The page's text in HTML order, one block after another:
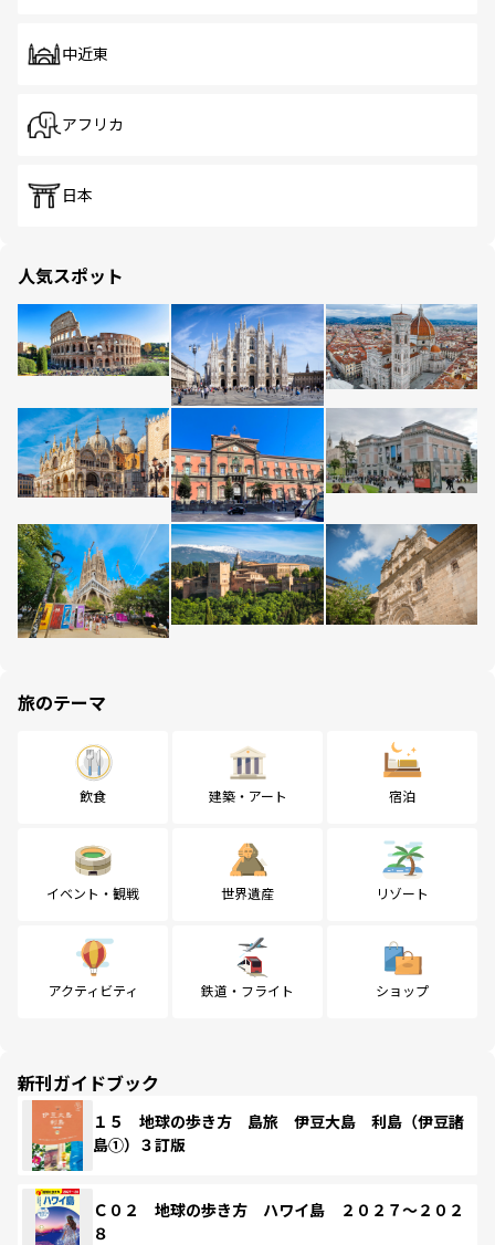
中近東
アフリカ
日本
人気スポット
旅のテーマ
飲食 建築・アート 宿泊
イベント・観戦 世界遺産 リゾート
アクティビティ 鉄道・フライト ショップ
新刊ガイドブック
１５ 地球の歩き方 島旅 伊豆大島 利島（伊豆諸
島①）３訂版
Ｃ０２ 地球の歩き方 ハワイ島 ２０２７～２０２
８